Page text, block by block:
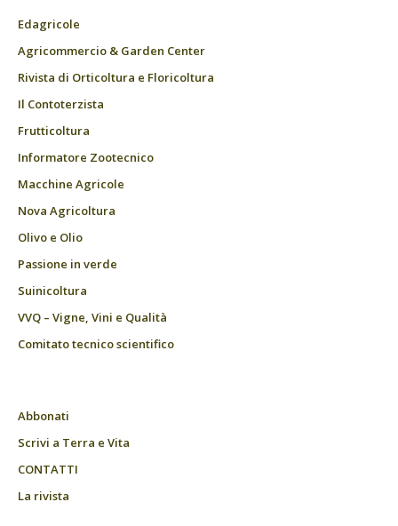
Edagricole
Agricommercio & Garden Center
Rivista di Orticoltura e Floricoltura
Il Contoterzista
Frutticoltura
Informatore Zootecnico
Macchine Agricole
Nova Agricoltura
Olivo e Olio
Passione in verde
Suinicoltura
VVQ – Vigne, Vini e Qualità
Comitato tecnico scientifico
Abbonati
Scrivi a Terra e Vita
CONTATTI
La rivista